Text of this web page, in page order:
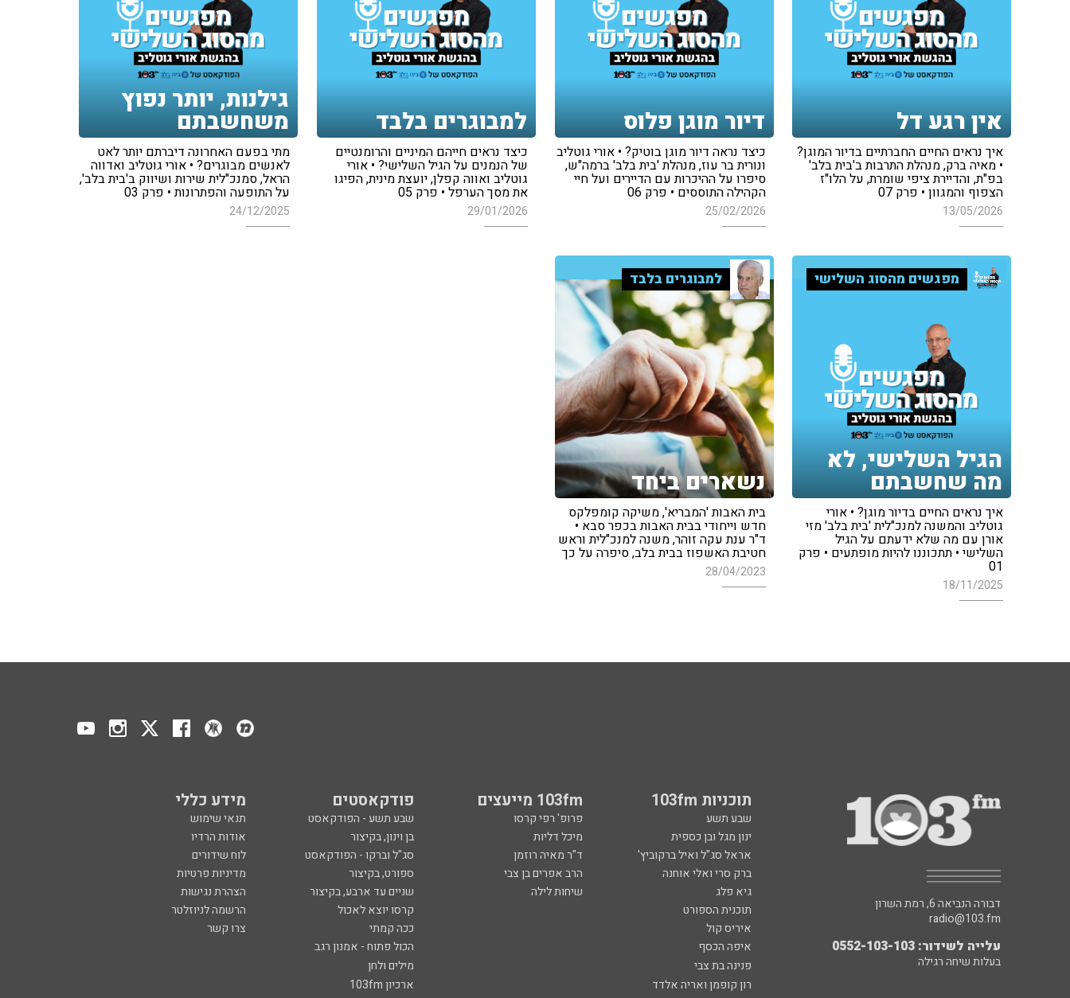
אין רגע דל
איך נראים החיים החברתיים בדיור המוגן?
• מאיה ברק, מנהלת התרבות ב'בית בלב'
בפ"ת, והדיירת ציפי שומרת, על הלו"ז
הצפוף והמגוון • פרק 07
13/05/2026
דיור מוגן פלוס
כיצד נראה דיור מוגן בוטיק? • אורי גוטליב
ונורית בר עוז, מנהלת 'בית בלב' ברמה"ש,
סיפרו על ההיכרות עם הדיירים ועל חיי
הקהילה התוססים • פרק 06
25/02/2026
למבוגרים בלבד
כיצד נראים חייהם המיניים והרומנטיים
של הנמנים על הגיל השלישי? • אורי
גוטליב ואווה קפלן, יועצת מינית, הפיגו
את מסך הערפל • פרק 05
29/01/2026
גילנות, יותר נפוץ
משחשבתם
מתי בפעם האחרונה דיברתם יותר לאט
לאנשים מבוגרים? • אורי גוטליב ואדווה
הראל, סמנכ"לית שירות ושיווק ב'בית בלב',
על התופעה והפתרונות • פרק 03
24/12/2025
מפגשים מהסוג השלישי
הגיל השלישי, לא
מה שחשבתם
איך נראים החיים בדיור מוגן? • אורי
גוטליב והמשנה למנכ"לית 'בית בלב' מזי
אורן עם מה שלא ידעתם על הגיל
השלישי • תתכוננו להיות מופתעים • פרק
01
18/11/2025
למבוגרים בלבד
נשארים ביחד
בית האבות 'המבריא', משיקה קומפלקס
חדש וייחודי בבית האבות בכפר סבא •
ד"ר ענת עקה זוהר, משנה למנכ"לית וראש
חטיבת האשפוז בבית בלב, סיפרה על כך
28/04/2023
תוכניות 103fm 103fm מייעצים פודקאסטים מידע כללי
שבע תשע פרופ' רפי קרסו שבע תשע - הפודקאסט
תנאי שימוש
ינון מגל ובן כספית
מיכל דליות בן וינון, בקיצור
אודות הרדיו
אראל סג"ל ואיל ברקוביץ'
ד"ר מאיה רוזמן סג"ל וברקו - הפודקאסט
לוח שידורים
ברק סרי ואלי אוחנה
הרב אפרים בן צבי ספורט, בקיצור
מדיניות פרטיות
גיא פלג
שיחות לילה שניים עד ארבע, בקיצור
הצהרת נגישות
תוכנית הספורט
קרסו יוצא לאכול
הרשמה לניוזלטר
איריס קול
ככה קמתי
צרו קשר
איפה הכסף
הכול פתוח - אמנון רגב
פנינה בת צבי
מילים ולחן
רון קופמן ואריה אלדד
ארכיון 103fm
דבורה הנביאה 6, רמת השרון
radio@103.fm
עלייה לשידור: 0552-103-103
בעלות שיחה רגילה